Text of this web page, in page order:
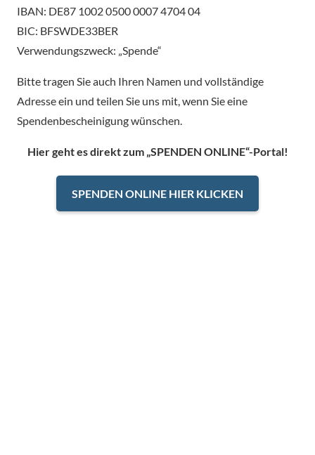
IBAN: DE87 1002 0500 0007 4704 04
BIC: BFSWDE33BER
Verwendungszweck: „Spende“
Bitte tragen Sie auch Ihren Namen und vollständige
Adresse ein und teilen Sie uns mit, wenn Sie eine
Spendenbescheinigung wünschen.
Hier geht es direkt zum „SPENDEN ONLINE“-Portal!
SPENDEN ONLINE HIER KLICKEN